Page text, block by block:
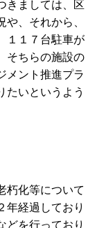
きましては、区
、それから、
１１７台駐車が
そちらの施設の
メント推進プラ
たいというよう
化等について
年経過しており
どを行っており